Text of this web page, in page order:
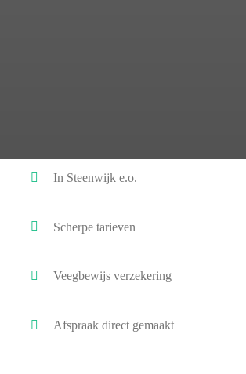
In Steenwijk e.o.
Scherpe tarieven
Veegbewijs verzekering
Afspraak direct gemaakt